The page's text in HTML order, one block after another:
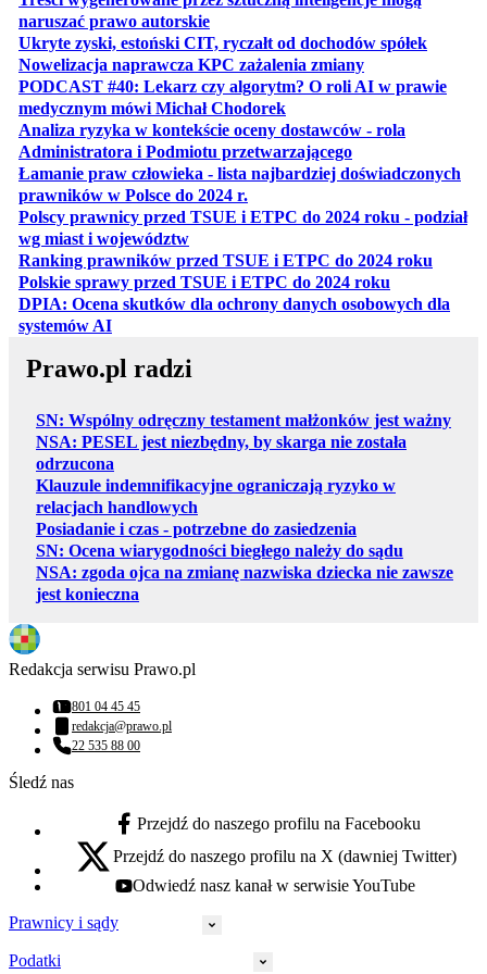
naruszać prawo autorskieotwiera się w nowej karcie
Ukryte zyski, estoński CIT, ryczałt od dochodów spółekotwiera
Nowelizacja naprawcza KPC zażalenia zmianyotwiera się w
PODCAST #40: Lekarz czy algorytm? O roli AI w prawie
medycznym mówi Michał Chodorekotwiera się w nowej karcie
Analiza ryzyka w kontekście oceny dostawców - rola
Administratora i Podmiotu przetwarzającegootwiera się w
Łamanie praw człowieka - lista najbardziej doświadczonych
prawników w Polsce do 2024 r.
Polscy prawnicy przed TSUE i ETPC do 2024 roku - podział
wg miast i województwotwiera się w nowej karcie
Ranking prawników przed TSUE i ETPC do 2024 roku
Polskie sprawy przed TSUE i ETPC do 2024 roku
DPIA: Ocena skutków dla ochrony danych osobowych dla
systemów AIotwiera się w nowej karcie
Prawo.pl radzi
SN: Wspólny odręczny testament małżonków jest ważny
NSA: PESEL jest niezbędny, by skarga nie została
odrzucona
Klauzule indemnifikacyjne ograniczają ryzyko w
relacjach handlowych
Posiadanie i czas - potrzebne do zasiedzenia
SN: Ocena wiarygodności biegłego należy do sądu
NSA: zgoda ojca na zmianę nazwiska dziecka nie zawsze
jest konieczna
Redakcja serwisu Prawo.pl
Numer telefonu:
801 04 45 45
Adres email:
redakcja@prawo.pl
Numer telefonu:
22 535 88 00
Śledź nas
facebook - otwiera się w nowej karcie
Przejdź do naszego profilu na Facebooku
x - otwiera się w nowej karcie
Przejdź do naszego profilu na X (dawniej Twitter)
youtube - otwiera się w nowej karcie
Odwiedź nasz kanał w serwisie YouTube
Prawnicy i sądy
Podatki